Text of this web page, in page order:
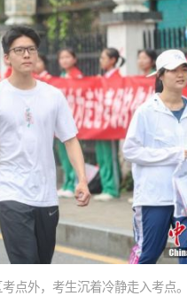
点外，考生沉着冷静走入考点